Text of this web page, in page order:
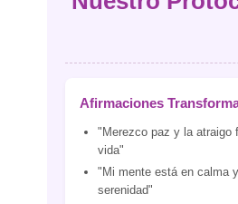
Afirmaciones
"Merezco paz y la atraigo
vida"
"Mi mente está en calma
serenidad"